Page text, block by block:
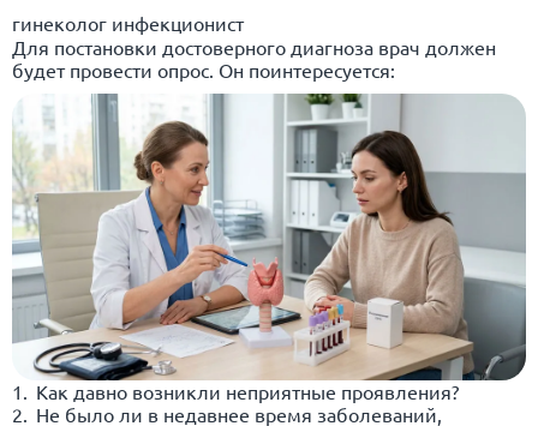
гинеколог инфекционист
Для постановки достоверного диагноза врач должен
будет провести опрос. Он поинтересуется:
Как давно возникли неприятные проявления?
Не было ли в недавнее время заболеваний,